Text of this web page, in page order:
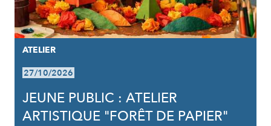
ATELIER
27/10/2026
JEUNE PUBLIC : ATELIER
ARTISTIQUE "FORÊT DE PAPIER"